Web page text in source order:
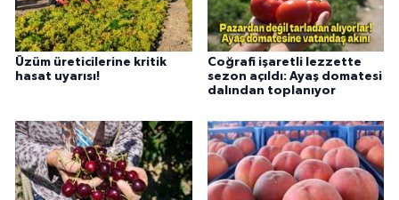
Üzüm üreticilerine kritik
hasat uyarısı!
Coğrafi işaretli lezzette
sezon açıldı: Ayaş domatesi
dalından toplanıyor